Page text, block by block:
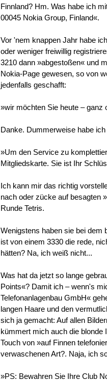
Finnland? Hm. Was habe ich
00045 Nokia Group, Finland«.
Vor 'nem knappen Jahr habe
oder weniger freiwillig
3210 dann »abgestoßen« und
Nokia-Page gewesen, so von
jedenfalls geschafft:
»wir möchten Sie heute – ganz
Danke. Dummerweise habe
»Um den Service zu
Mitgliedskarte. Sie ist Ihr
Ich kann mir das richtig
nach oder zücke auf besagten
Runde Tetris.
Wenigstens haben sie bei dem
ist von einem 3330 die rede,
hätten? Na, ich weiß nicht...
Was hat da jetzt so lange
Points«? Damit ich – wenn's
Telefonanlagenbau GmbH«
langen Haare und den
sich ja gemacht: Auf allen
kümmert mich auch die blonde
Touch von »auf Finnen
verwaschenen Art?. Naja, ich
»PS: Bewahren Sie Ihre Club